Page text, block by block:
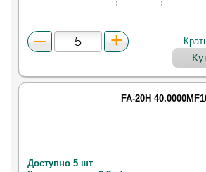
FA-20H
Доступно 5 шт